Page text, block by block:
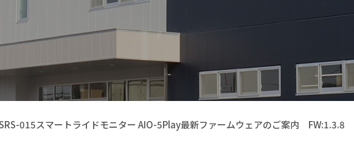
ステム 【MOTOFIZZ】 ツーリングバッグ・アクセサリー
015スマートライドモニター AIO-5Play最新ファームウェアのご案内 FW:1.3.8